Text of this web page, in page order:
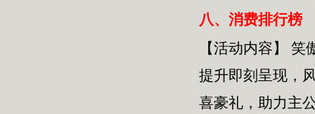
八、消费排行榜
【活动内容】
笑
提升即刻呈现，
喜豪礼，助力主